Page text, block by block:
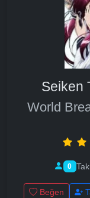
Seiken
World
0
Beğen